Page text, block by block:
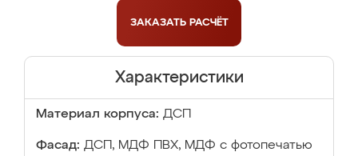
ЗАКАЗАТЬ РАСЧЁТ
Характеристики
Материал корпуса: ДСП
Фасад: ДСП, МДФ ПВХ, МДФ с фотопечатью